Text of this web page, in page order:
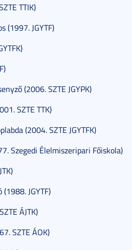
TTIK)
(1997. JGYTF)
(2006. SZTE JGYPK)
SZTE TTK)
(2004. SZTE JGYTFK)
Szegedi Élelmiszeripari Főiskola)
JGYTF)
ÁJTK)
SZTE ÁOK)